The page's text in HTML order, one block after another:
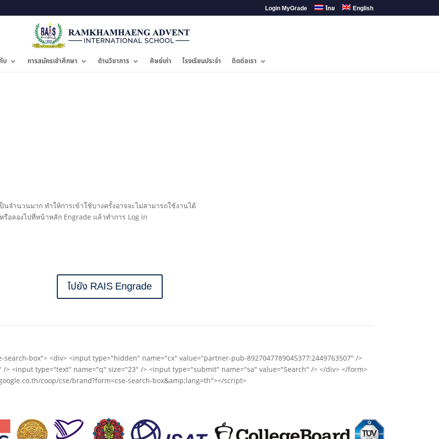
Login MyGrade ไทย English
บ การสมัครเข้าศึกษา ด้านวิชาการ ศิษย์เก่า โรงเรียนประจำ ติดต่อเรา
นจำนวนมาก ทำให้การเข้าใช้บางครั้งอาจจะไม่สามารถใช้งานได้
อลองไปที่หน้าหลัก Engrade แล้วทำการ Log in
ไปยัง RAIS Engrade
box"> <div> <input type="hidden" name="cx" value="partner-pub-8927047789045377:2449763507" />
> <input type="text" name="q" size="23" /> <input type="submit" name="sa" value="Search" /> </div> </form>
coop/cse/brand?form=cse-search-box&amp;lang=th"></script>